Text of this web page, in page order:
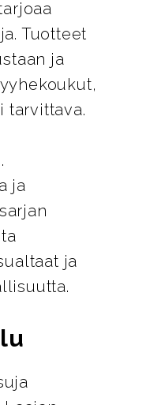
Tuotteet
ja
tarvittava.
ja
ja